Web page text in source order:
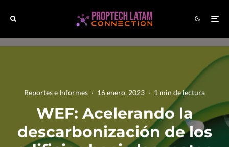
Reportes e Informes · 16 enero, 2023 · 1 min de lectura
WEF: Acelerando la
descarbonización de los